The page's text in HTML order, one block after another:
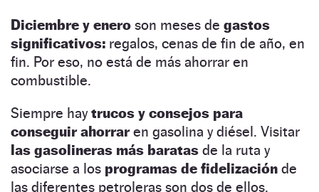
Diciembre y enero son meses de gastos
significativos: regalos, cenas de fin de año, en
fin. Por eso, no está de más ahorrar en
combustible.
Siempre haytrucos y consejos para
conseguir ahorraren gasolina y diésel. Visitar
las gasolineras más baratas de la ruta y
asociarse a los programas de fidelización de
las diferentes petroleras son dos de ellos.